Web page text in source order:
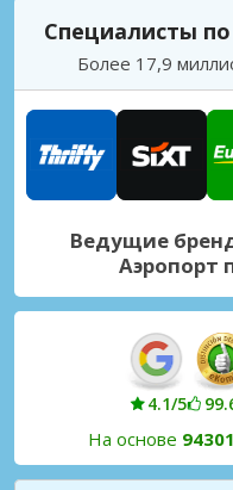
Специалисты
Более 17,9
Ведущие
Аэропорт
4.1/5
На основе